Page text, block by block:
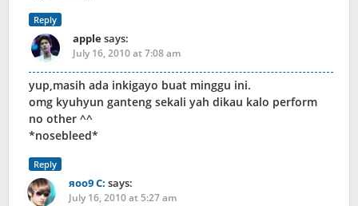
Reply
applesays:
July 16, 2010 at 7:08 am
yup,masih ada inkigayo buat minggu ini.
omg kyuhyun ganteng sekali yah dikau kalo perform
no other ^^
*nosebleed*
Reply
яoo9 C: says:
July 16, 2010 at 5:27 am